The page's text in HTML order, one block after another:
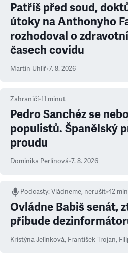
Patříš před soud,
útoky na Anthonyho
rozhodoval o
časech covidu
Martin Uhlíř•7. 8. 2026
Zahraničí•11 minut
Pedro Sanchéz se
populistů. Španělský
proudu
Dominika Perlínová•7. 8. 2026
Podcasty:Vládneme, nerušit•42
Ovládne Babiš senát,
přibude
Kristýna Jelínková, František Trojan,